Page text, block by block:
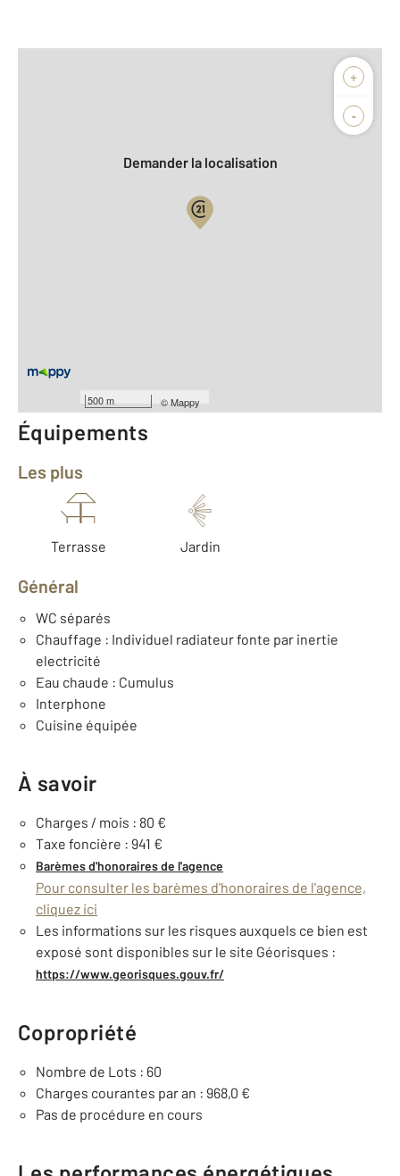
+
-
500 m ©Mappy
Biens vendus
Demander la localisation
Année construction : 1992
Équipements
Les plus
Terrasse Jardin
Général
WC séparés
Chauffage : Individuel radiateur fonte par inertie
electricité
Eau chaude : Cumulus
Interphone
Cuisine équipée
À savoir
Charges / mois : 80 €
Taxe foncière : 941 €
Barèmes d'honoraires de l'agence
Pour consulter les barèmes d'honoraires de l'agence,
cliquez ici
Les informations sur les risques auxquels ce bien est
exposé sont disponibles sur le site Géorisques :
https://www.georisques.gouv.fr/
Copropriété
Nombre de Lots : 60
Charges courantes par an : 968,0 €
Pas de procédure en cours